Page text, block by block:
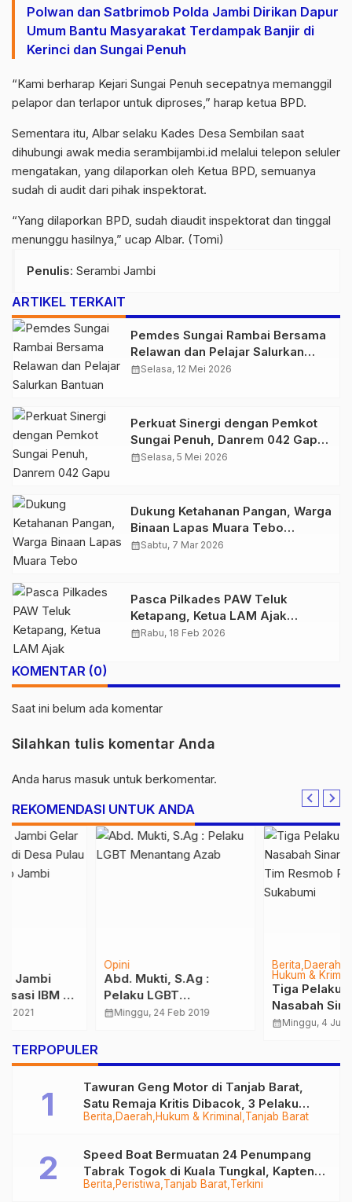
Polwan dan Satbrimob Polda Jambi Dirikan Dapur
Umum Bantu Masyarakat Terdampak Banjir di
Kerinci dan Sungai Penuh
“Kami berharap Kejari Sungai Penuh secepatnya memanggil
pelapor dan terlapor untuk diproses,” harap ketua BPD.
Sementara itu, Albar selaku Kades Desa Sembilan saat
dihubungi awak media serambijambi.id melalui telepon seluler
mengatakan, yang dilaporkan oleh Ketua BPD, semuanya
sudah di audit dari pihak inspektorat.
“Yang dilaporkan BPD, sudah diaudit inspektorat dan tinggal
menunggu hasilnya,” ucap Albar. (Tomi)
Penulis: Serambi Jambi
ARTIKEL TERKAIT
Pemdes Sungai Rambai Bersama
Relawan dan Pelajar Salurkan
Bantuan untuk Korban Kebakaran
calendar_monthSelasa, 12 Mei 2026
Perkuat Sinergi dengan Pemkot
Sungai Penuh, Danrem 042 Gapu
Dorong kolaborasi program
calendar_monthSelasa, 5 Mei 2026
Dukung Ketahanan Pangan, Warga
Binaan Lapas Muara Tebo
Maksimalkan Lahan SAE Selama
calendar_monthSabtu, 7 Mar 2026
Pasca Pilkades PAW Teluk
Ketapang, Ketua LAM Ajak
Masyarakat Jaga Kondusivitas
calendar_monthRabu, 18 Feb 2026
KOMENTAR (0)
Saat ini belum ada komentar
Silahkan tulis komentar Anda
Anda harus masuk untuk berkomentar.
REKOMENDASI UNTUK ANDA
Abd. Mukti, S.Ag :
Pelaku LGBT
Menantang Azab
calendar_monthMinggu, 24 Feb 2019
Hukum & Kriminal
Tiga Pelaku Pencurian
Nasabah Sinarmas
Dibekuk Tim Resmob
Minggu, 4 Jun 2023
…
TERPOPULER
Berita Daerah Hukum & Kriminal Tanjab Barat
Tawuran Geng Motor di Tanjab Barat,
Satu Remaja Kritis Dibacok, 3 Pelaku
Ditangkap
Berita Peristiwa Tanjab Barat Terkini
Speed Boat Bermuatan 24 Penumpang
Tabrak Togok di Kuala Tungkal, Kapten
Sempat Hilang